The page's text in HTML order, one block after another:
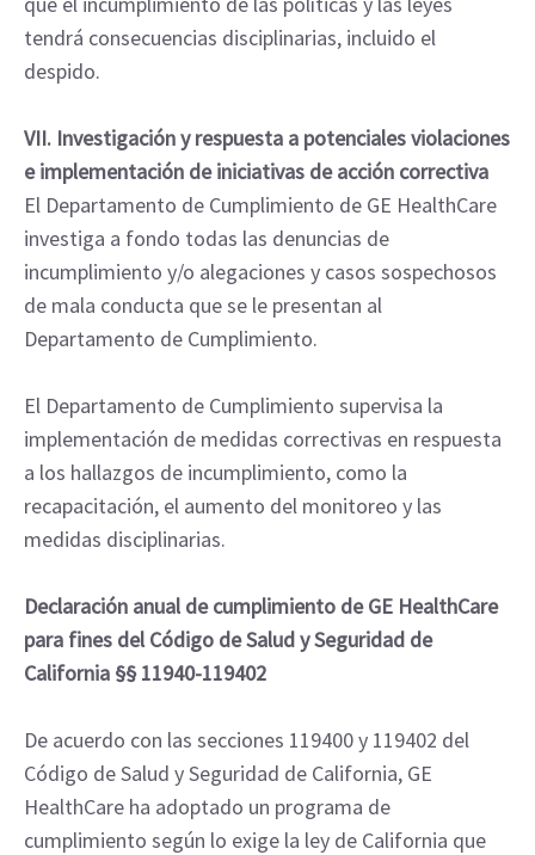
tendrá consecuencias disciplinarias, incluido el
despido.
VII. Investigación y respuesta a potenciales violaciones
e implementación de iniciativas de acción correctiva
El Departamento de Cumplimiento de GE HealthCare
investiga a fondo todas las denuncias de
incumplimiento y/o alegaciones y casos sospechosos
de mala conducta que se le presentan al
Departamento de Cumplimiento.
El Departamento de Cumplimiento supervisa la
implementación de medidas correctivas en respuesta
a los hallazgos de incumplimiento, como la
recapacitación, el aumento del monitoreo y las
medidas disciplinarias.
Declaración anual de cumplimiento de GE HealthCare
para fines del Código de Salud y Seguridad de
California §§ 11940-119402
De acuerdo con las secciones 119400 y 119402 del
Código de Salud y Seguridad de California, GE
HealthCare ha adoptado un programa de
cumplimiento según lo exige la ley de California que